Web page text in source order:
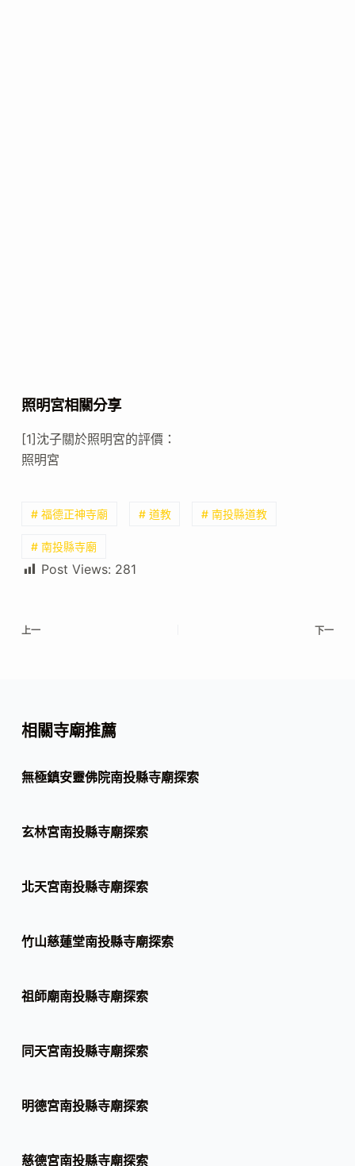
照明宮相關分享
[1]沈子關於照明宮的評價：
照明宮
# 福德正神寺廟 # 道教 # 南投縣道教
# 南投縣寺廟
Post Views: 281
上一 下一
相關寺廟推薦
無極鎮安靈佛院南投縣寺廟探索
玄林宮南投縣寺廟探索
北天宮南投縣寺廟探索
竹山慈蓮堂南投縣寺廟探索
祖師廟南投縣寺廟探索
同天宮南投縣寺廟探索
明德宮南投縣寺廟探索
慈德宮南投縣寺廟探索